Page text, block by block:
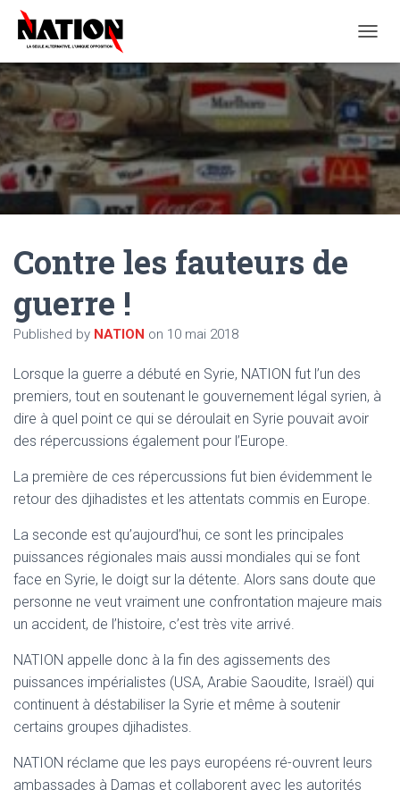
U
V
R
I
R
/
F
M
T
I
Contre les fauteurs de
guerre !
Published by NATION on 10 mai 2018
Lorsque la guerre a débuté en Syrie, NATION fut l’un des
premiers, tout en soutenant le gouvernement légal syrien, à
dire à quel point ce qui se déroulait en Syrie pouvait avoir
des répercussions également pour l’Europe.
La première de ces répercussions fut bien évidemment le
retour des djihadistes et les attentats commis en Europe.
La seconde est qu’aujourd’hui, ce sont les principales
puissances régionales mais aussi mondiales qui se font
face en Syrie, le doigt sur la détente. Alors sans doute que
personne ne veut vraiment une confrontation majeure mais
un accident, de l’histoire, c’est très vite arrivé.
NATION appelle donc à la fin des agissements des
puissances impérialistes (USA, Arabie Saoudite, Israël) qui
continuent à déstabiliser la Syrie et même à soutenir
certains groupes djihadistes.
NATION réclame que les pays européens ré-ouvrent leurs
ambassades à Damas et collaborent avec les autorités